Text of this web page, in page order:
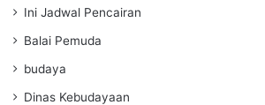
Ini Jadwal Pencairan
Balai Pemuda
budaya
Dinas Kebudayaan